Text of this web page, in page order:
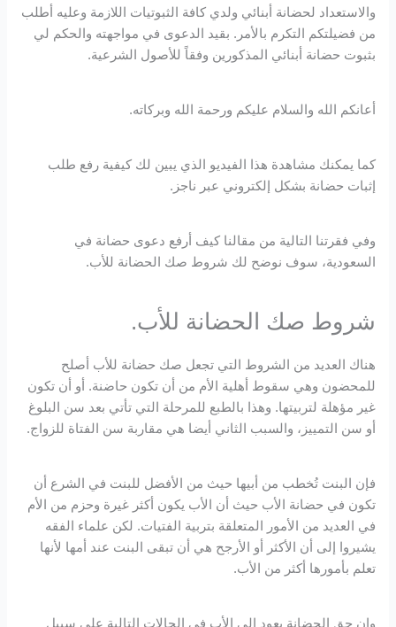
والاستعداد لحضانة أبنائي ولدي كافة الثبوتيات اللازمة وعليه أطلب
من فضيلتكم التكرم بالأمر. بقيد الدعوى في مواجهته والحكم لي
بثبوت حضانة أبنائي المذكورين وفقاً للأصول الشرعية.
أعانكم الله والسلام عليكم ورحمة الله وبركاته.
كما يمكنك مشاهدة هذا الفيديو الذي يبين لك كيفية رفع طلب
إثبات حضانة بشكل إلكتروني عبر ناجز.
وفي فقرتنا التالية من مقالنا كيف أرفع دعوى حضانة في
السعودية، سوف نوضح لك شروط صك الحضانة للأب.
شروط صك الحضانة للأب.
هناك العديد من الشروط التي تجعل صك حضانة للأب أصلح
للمحضون وهي سقوط أهلية الأم من أن تكون حاضنة. أو أن تكون
غير مؤهلة لتربيتها. وهذا بالطبع للمرحلة التي تأتي بعد سن البلوغ
أو سن التمييز، والسبب الثاني أيضا هي مقاربة سن الفتاة للزواج.
فإن البنت تُخطب من أبيها حيث من الأفضل للبنت في الشرع أن
تكون في حضانة الأب حيث أن الأب يكون أكثر غيرة وحزم من الأم
في العديد من الأمور المتعلقة بتربية الفتيات. لكن علماء الفقه
يشيروا إلى أن الأكثر أو الأرجح هي أن تبقى البنت عند أمها لأنها
تعلم بأمورها أكثر من الأب.
وإن حق الحضانة يعود إلى الأب في الحالات التالية على سبيل